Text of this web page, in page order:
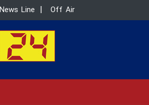
News Line Off Air